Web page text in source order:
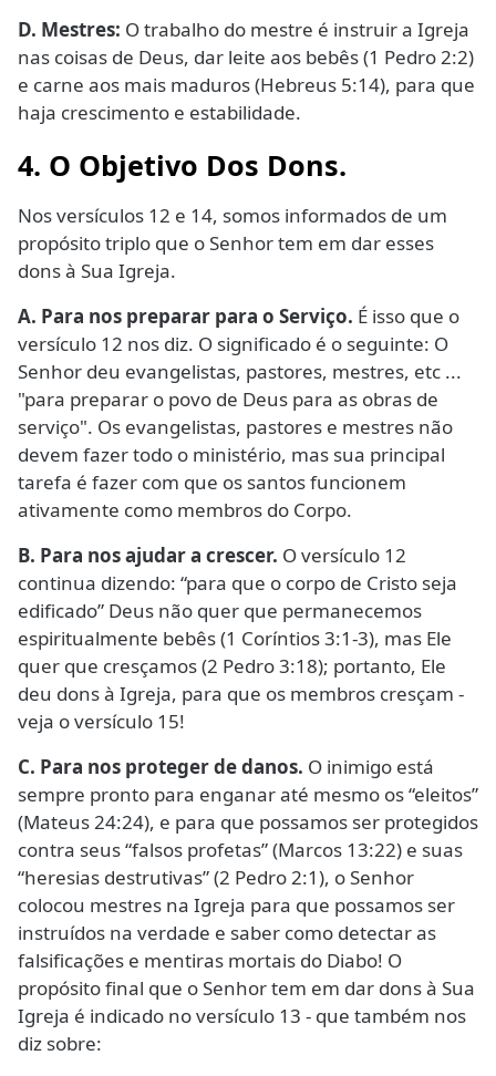
D. Mestres: O trabalho do mestre é instruir a Igreja
nas coisas de Deus, dar leite aos bebês (1 Pedro 2:2)
e carne aos mais maduros (Hebreus 5:14), para que
haja crescimento e estabilidade.
4. O Objetivo Dos Dons.
Nos versículos 12 e 14, somos informados de um
propósito triplo que o Senhor tem em dar esses
dons à Sua Igreja.
A. Para nos preparar para o Serviço. É isso que o
versículo 12 nos diz. O significado é o seguinte: O
Senhor deu evangelistas, pastores, mestres, etc ...
"para preparar o povo de Deus para as obras de
serviço". Os evangelistas, pastores e mestres não
devem fazer todo o ministério, mas sua principal
tarefa é fazer com que os santos funcionem
ativamente como membros do Corpo.
B. Para nos ajudar a crescer. O versículo 12
continua dizendo: “para que o corpo de Cristo seja
edificado” Deus não quer que permanecemos
espiritualmente bebês (1 Coríntios 3:1-3), mas Ele
quer que cresçamos (2 Pedro 3:18); portanto, Ele
deu dons à Igreja, para que os membros cresçam -
veja o versículo 15!
C. Para nos proteger de danos. O inimigo está
sempre pronto para enganar até mesmo os “eleitos”
(Mateus 24:24), e para que possamos ser protegidos
contra seus “falsos profetas” (Marcos 13:22) e suas
“heresias destrutivas” (2 Pedro 2:1), o Senhor
colocou mestres na Igreja para que possamos ser
instruídos na verdade e saber como detectar as
falsificações e mentiras mortais do Diabo! O
propósito final que o Senhor tem em dar dons à Sua
Igreja é indicado no versículo 13 - que também nos
diz sobre: